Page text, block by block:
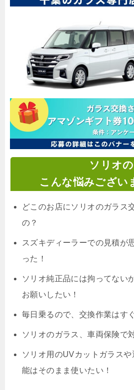
ソリオの
こんな悩みござい
どこのお店にソリオのガラス
の？
スズキディーラーでの見積が
った！
ソリオ純正品には拘ってない
お願いしたい！
毎日乗るので、交換作業はす
ソリオのガラス、車両保険で
ソリオ用のUVカットガラス
能はそのまま使いたい ！